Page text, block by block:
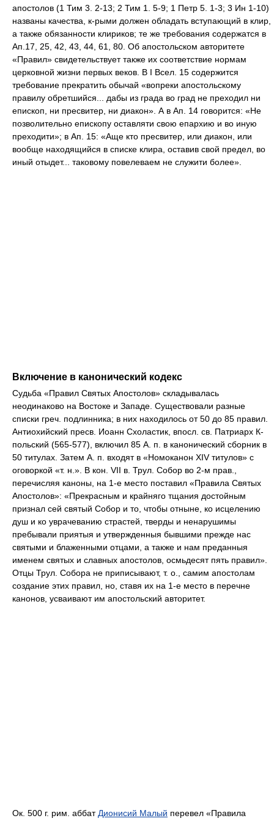
апостолов (1 Тим 3. 2-13; 2 Тим 1. 5-9; 1 Петр 5. 1-3; 3 Ин 1-10)
названы качества, к-рыми должен обладать вступающий в клир,
а также обязанности клириков; те же требования содержатся в
Ап.17, 25, 42, 43, 44, 61, 80. Об апостольском авторитете
«Правил» свидетельствует также их соответствие нормам
церковной жизни первых веков. В I Всел. 15 содержится
требование прекратить обычай «вопреки апостольскому
правилу обретшийся... дабы из града во град не преходил ни
епископ, ни пресвитер, ни диакон». А в Ап. 14 говорится: «Не
позволительно епископу оставляти свою епархию и во иную
преходити»; в Ап. 15: «Аще кто пресвитер, или диакон, или
вообще находящийся в списке клира, оставив свой предел, во
иный отыдет... таковому повелеваем не служити более».
Включение в канонический кодекс
Судьба «Правил Святых Апостолов» складывалась
неодинаково на Востоке и Западе. Существовали разные
списки греч. подлинника; в них находилось от 50 до 85 правил.
Антиохийский пресв. Иоанн Схоластик, впосл. св. Патриарх К-
польский (565-577), включил 85 А. п. в канонический сборник в
50 титулах. Затем А. п. входят в «Номоканон XIV титулов» с
оговоркой «т. н.». В кон. VII в. Трул. Собор во 2-м прав.,
перечисляя каноны, на 1-е место поставил «Правила Святых
Апостолов»: «Прекрасным и крайняго тщания достойным
признал сей святый Собор и то, чтобы отныне, ко исцелению
душ и ко уврачеванию страстей, тверды и ненарушимы
пребывали приятыя и утвержденныя бывшими прежде нас
святыми и блаженными отцами, а также и нам преданныя
именем святых и славных апостолов, осмьдесят пять правил».
Отцы Трул. Собора не приписывают, т. о., самим апостолам
создание этих правил, но, ставя их на 1-е место в перечне
канонов, усваивают им апостольский авторитет.
Ок. 500 г. рим. аббат Дионисий Малый перевел «Правила